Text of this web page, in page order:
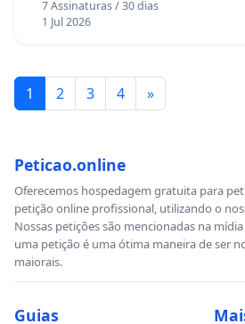
meio ambiente;
meio ambiente;
ecológica, provoquem a extinção
submetam os animais a
§ 2º - Aquele que explorar recursos
recuperar o meio ambiente
solução técnica exigida pelo órgão
forma da lei.
7 Assinaturas / 30 dias
1 Jul 2026
1 2 3 4 »
Peticao.online
Oferecemos hospedagem gratuita para
petição online profissional, utilizando o
Nossas petições são mencionadas na
uma petição é uma ótima maneira de ser
maiorais.
Guias